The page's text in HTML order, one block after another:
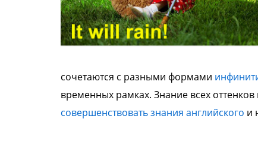
сочетаются с разными формами
временных рамках. Знание всех
совершенствовать знания английского и